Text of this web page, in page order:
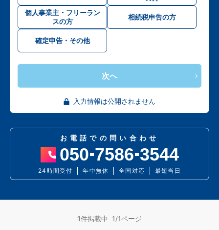
個人事業主・フリーラン
スの方
相続税申告の方
確定申告・その他
次へ
入力情報は公開されません
お電話での問い合わせ
050 7586 3544
24時間受付 年中無休 全国対応 最短当日
1件掲載中 1/1ページ